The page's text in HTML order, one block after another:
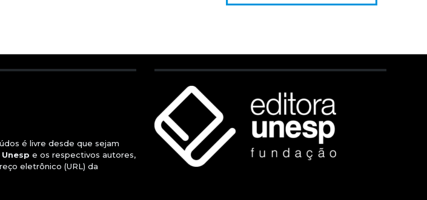
é livre desde que sejam
e os respectivos autores,
eletrônico (URL) da